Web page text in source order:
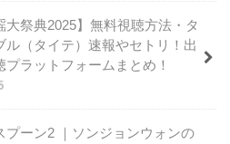
大祭典2025】無料視聴方法・タ
ル（タイテ）速報やセトリ！出
プラットフォームまとめ！
プーン2 ｜ソンジョンウォンの